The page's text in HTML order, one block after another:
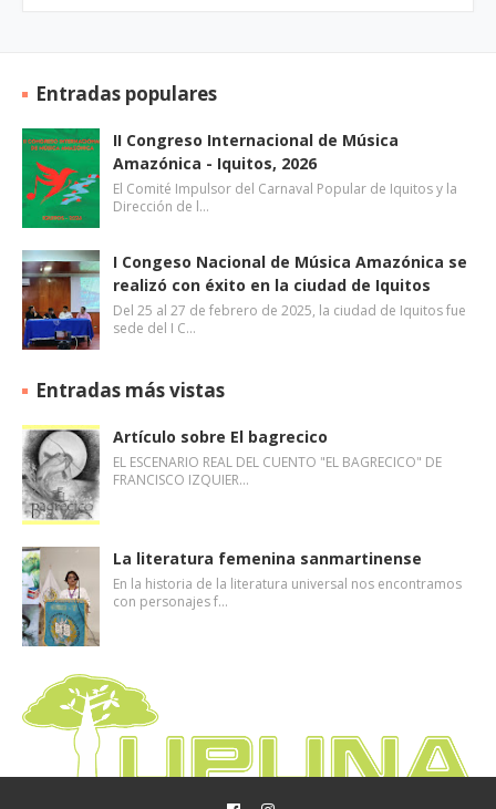
Entradas populares
II Congreso Internacional de Música
Amazónica - Iquitos, 2026
El Comité Impulsor del Carnaval Popular de Iquitos y la
Dirección de l…
I Congeso Nacional de Música Amazónica se
realizó con éxito en la ciudad de Iquitos
Del 25 al 27 de febrero de 2025, la ciudad de Iquitos fue
sede del I C…
Entradas más vistas
Artículo sobre El bagrecico
EL ESCENARIO REAL DEL CUENTO "EL BAGRECICO" DE
FRANCISCO IZQUIER…
La literatura femenina sanmartinense
En la historia de la literatura universal nos encontramos
con personajes f…